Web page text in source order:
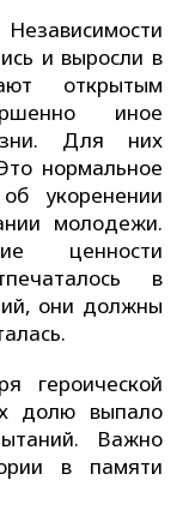
и выросли в
открытым
иное
Для них
нормальное
укоренении
молодежи.
ценности
в
они должны
героической
долю выпало
Важно
в памяти